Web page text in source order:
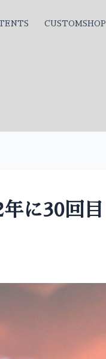
CUSTOMSHOP
に30回目